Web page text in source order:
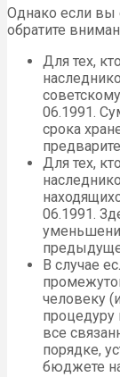
Однако если вы
обратите
Для тех,
06.1991.
срока
Для тех,
06.1991.
В случае
человеку
процедуру
все
порядке,
бюджете